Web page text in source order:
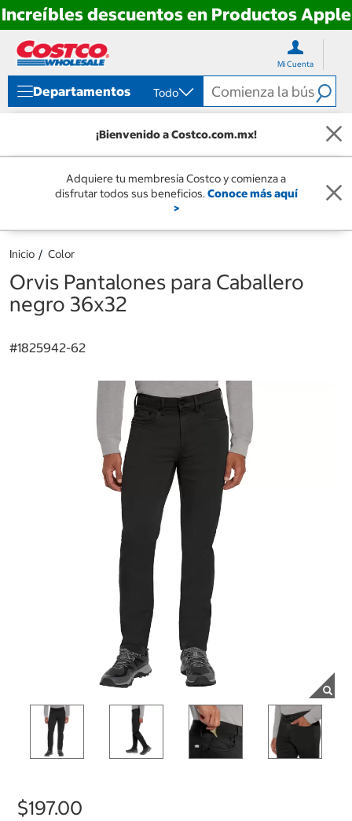
Increíbles descuentos en Productos Apple
directo
contenido
directo
menú
navegación
Mi Cuenta
Departamentos Todo
¡Bienvenido a Costco.com.mx!
Adquiere tu membresía Costco y comienza a
disfrutar todos sus beneficios.Conoce más aquí
>
Inicio Color
Orvis Pantalones para Caballero
negro 36x32
#1825942-62
$197.00